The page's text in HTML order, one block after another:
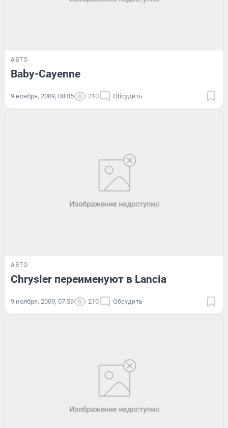
АВТО
Baby-Cayenne
9 ноября, 2009, 08:05 210 Обсудить
АВТО
Chrysler переименуют в Lancia
9 ноября, 2009, 07:59 210 Обсудить